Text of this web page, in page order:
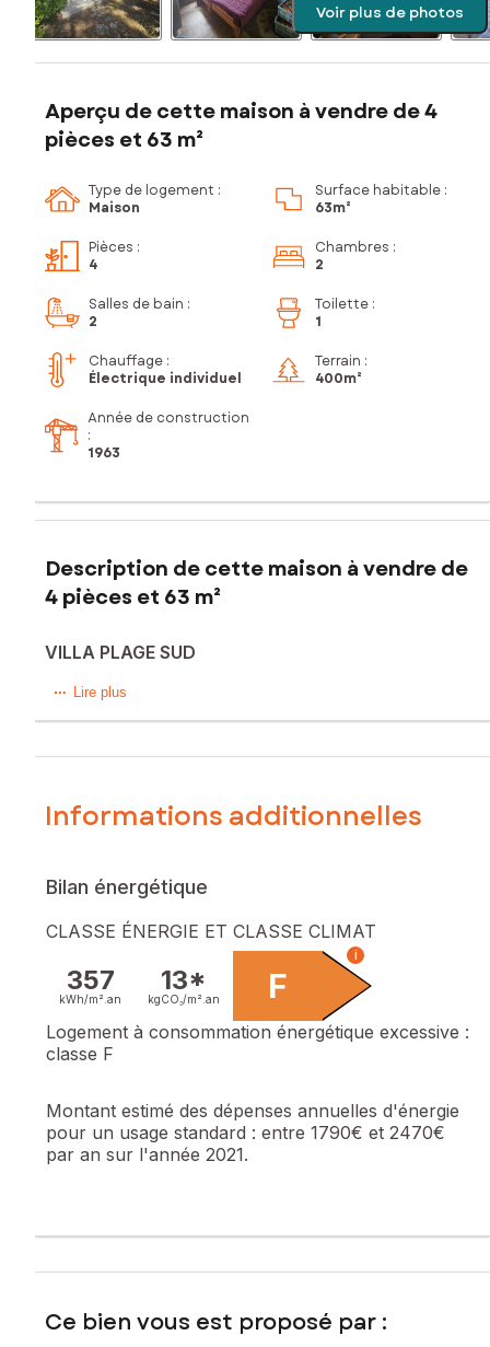
Voir plus de photos
Aperçu de cette maison à vendre de 4
pièces et 63 m²
Type de logement :
Maison
Surface habitable :
63m²
Pièces :
4
Chambres :
2
Salles de bain :
2
Toilette :
1
Chauffage :
Électrique individuel
Terrain :
400m²
Année de construction
:
1963
Description de cette maison à vendre de
4 pièces et 63 m²
VILLA PLAGE SUD
Charmante petite villa située plage sud, à proximité de la
arboré très agréable. Quartier résidentiel très calme.
Bien très rare sur le secteur
www.georisques.gouv.fr
Prix de vente : 364 000 €
Honoraires charge vendeur
Contactez votre conseiller SAFTI : Michel SERVENTIE, Tél. :
0615088849, E-mail : michel.serventie@safti.fr - EI - Agent
commercial immatriculé au RSAC de BAYONNE sous le
numéro 316 043 983
Lire plus
Informations additionnelles
Bilan énergétique
CLASSE ÉNERGIE ET CLASSE CLIMAT
357
kWh/m². an
13*
kgCO₂/m². an F
i
Logement à consommation énergétique excessive :
classe F
Montant estimé des dépenses annuelles d'énergie
pour un usage standard : entre 1790€ et 2470€
par an sur l'année 2021.
Ce bien vous est proposé par :